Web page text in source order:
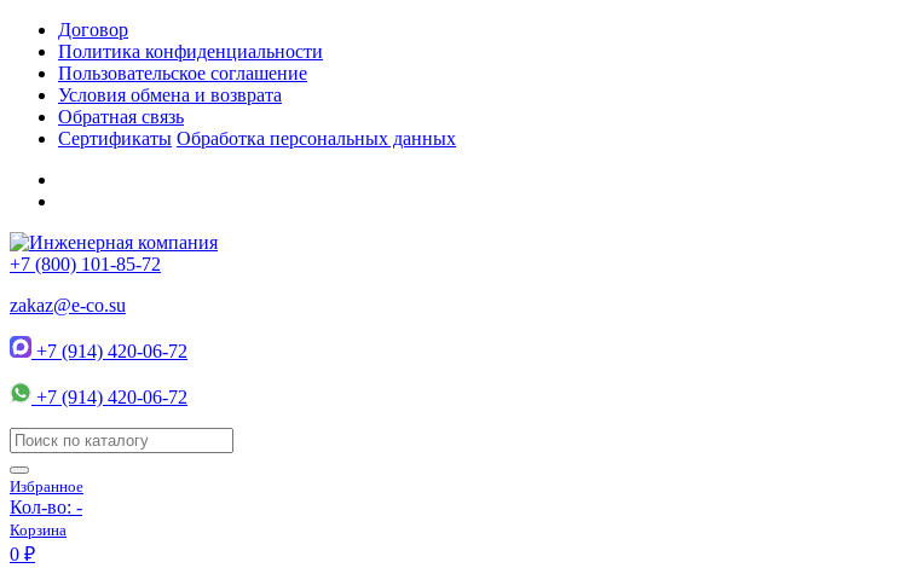
Договор
Политика конфиденциальности
Пользовательское соглашение
Условия обмена и возврата
Обратная связь
Сертификаты Обработка персональных данных
+7 (800) 101-85-72
zakaz@e-co.su
+7 (914) 420-06-72
+7 (914) 420-06-72
Избранное
Кол-во: -
Корзина
0 ₽